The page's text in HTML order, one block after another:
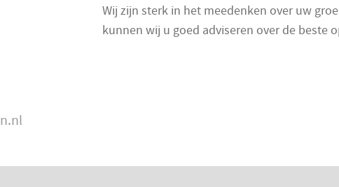
Wij zijn sterk in het meedenken over uw
kunnen wij u goed adviseren over de beste